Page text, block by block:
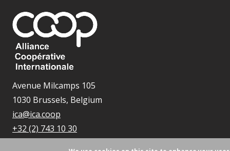
Avenue Milcamps 105
1030 Brussels, Belgium
ica@ica.coop
+32 (2) 743 10 30